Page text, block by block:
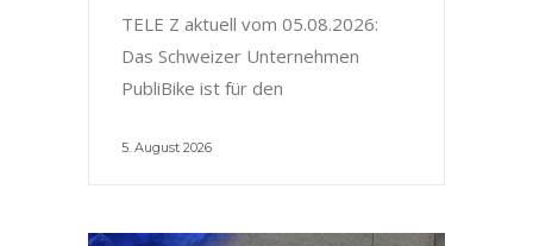
TELE Z aktuell vom 05.08.2026:
Das Schweizer Unternehmen
PubliBike ist für den
5. August 2026